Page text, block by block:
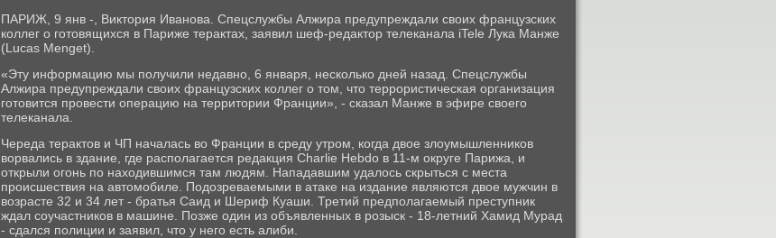
ПАРИЖ, 9 янв -, Виктория Иванова. Спецслужбы Алжира предупреждали своих французских
коллег о готовящихся в Париже терактах, заявил шеф-редактор телеканала iTele Лука Манже
(Lucas Menget).
«Эту информацию мы получили недавно, 6 января, несколько дней назад. Спецслужбы
Алжира предупреждали своих французских коллег о том, что террористическая организация
готовится провести операцию на территории Франции», - сказал Манже в эфире своего
телеканала.
Череда терактов и ЧП началась во Франции в среду утром, когда двое злоумышленников
ворвались в здание, где располагается редакция Charlie Hebdo в 11-м округе Парижа, и
открыли огонь по находившимся там людям. Нападавшим удалось скрыться с места
происшествия на автомобиле. Подозреваемыми в атаке на издание являются двое мужчин в
возрасте 32 и 34 лет - братья Саид и Шериф Куаши. Третий предполагаемый преступник
ждал соучастников в машине. Позже один из объявленных в розыск - 18-летний Хамид Мурад
- сдался полиции и заявил, что у него есть алиби.